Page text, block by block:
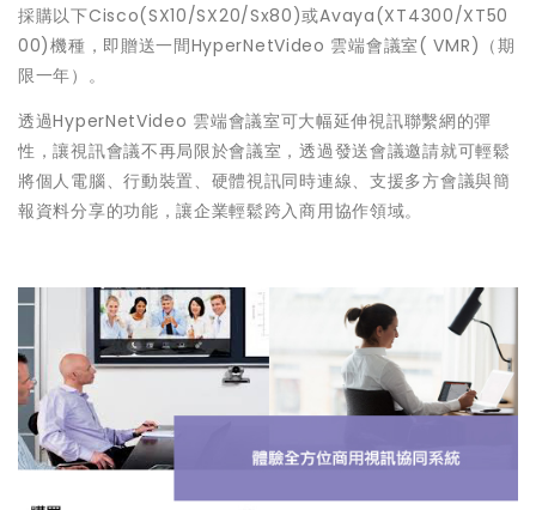
採購以下Cisco(SX10/SX20/Sx80)或Avaya(XT4300/XT50
00)機種，即贈送一間HyperNetVideo 雲端會議室( VMR)（期
限一年）。
透過HyperNetVideo 雲端會議室可大幅延伸視訊聯繫網的彈
性，讓視訊會議不再局限於會議室，透過發送會議邀請就可輕鬆
將個人電腦、行動裝置、硬體視訊同時連線、支援多方會議與簡
報資料分享的功能，讓企業輕鬆跨入商用協作領域。